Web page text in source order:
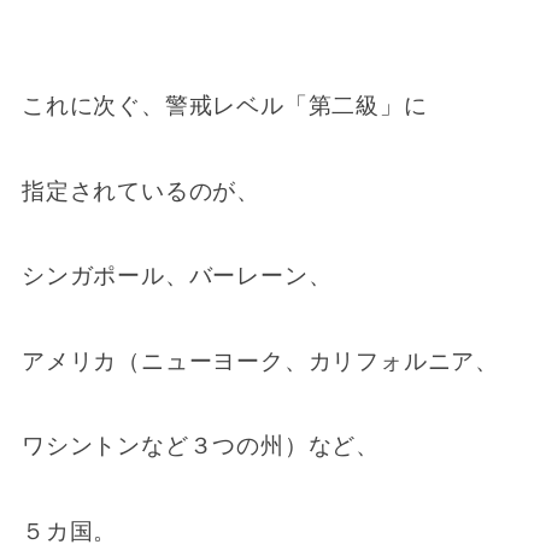
これに次ぐ、警戒レベル「第二級」に
指定されているのが、
シンガポール、バーレーン、
アメリカ（ニューヨーク、カリフォルニア、
ワシントンなど３つの州）など、
５カ国。